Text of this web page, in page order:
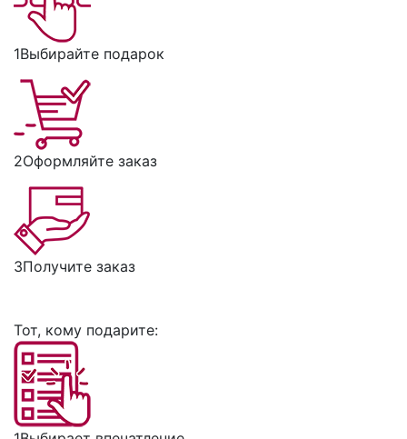
1Выбирайте подарок
2Оформляйте заказ
3Получите заказ
Тот, кому подарите: